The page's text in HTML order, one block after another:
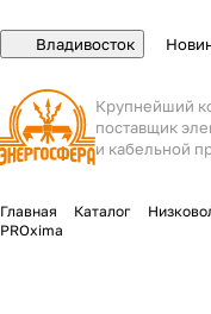
Владивосток
Крупнейший
поставщик
и кабельной
Главная Каталог
PROxima